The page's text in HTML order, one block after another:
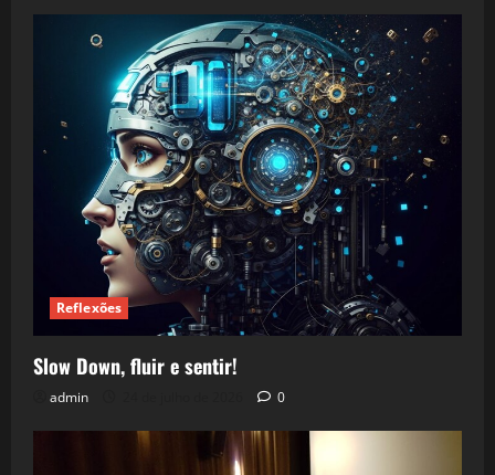
Reflexões
Slow Down, fluir e sentir!
admin 0